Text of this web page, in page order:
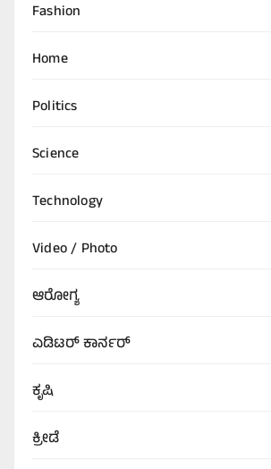
Fashion
Home
Politics
Science
Technology
Video / Photo
ಆರೋಗ್ಯ
ಎಡಿಟರ್‌ ಕಾರ್ನರ್
ಕೃಷಿ
ಕ್ರೀಡೆ